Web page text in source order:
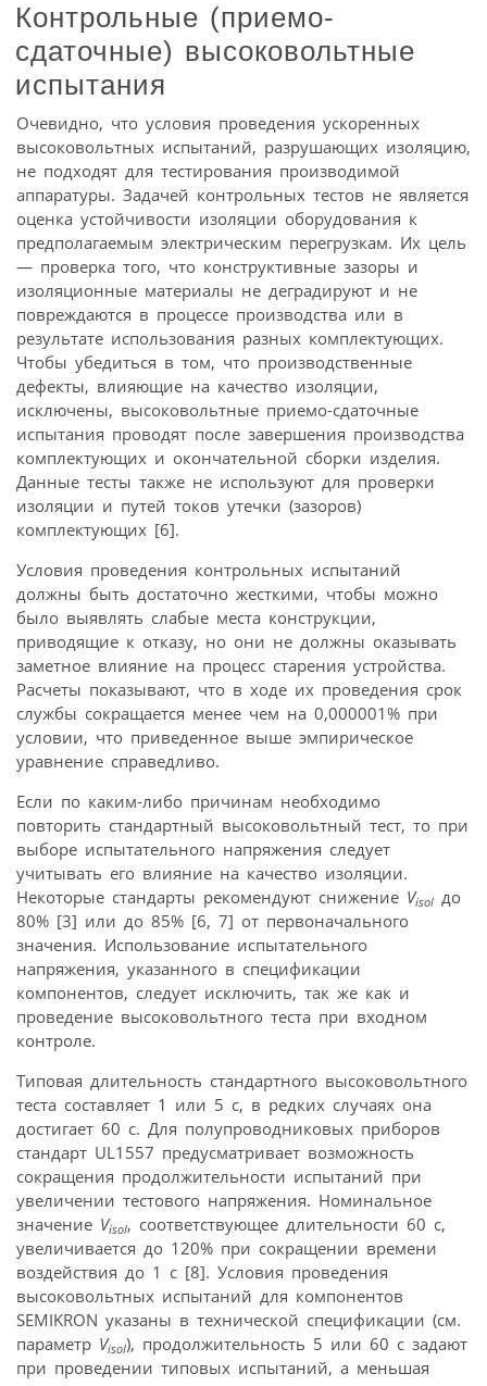
Контрольные (приемо-
сдаточные) высоковольтные
испытания
Очевидно, что условия проведения ускоренных
высоковольтных испытаний, разрушающих изоляцию,
не подходят для тестирования производимой
аппаратуры. Задачей контрольных тестов не является
оценка устойчивости изоляции оборудования к
предполагаемым электрическим перегрузкам. Их цель
— проверка того, что конструктивные зазоры и
изоляционные материалы не деградируют и не
повреждаются в процессе производства или в
результате использования разных комплектующих.
Чтобы убедиться в том, что производственные
дефекты, влияющие на качество изоляции,
исключены, высоковольтные приемо-сдаточные
испытания проводят после завершения производства
комплектующих и окончательной сборки изделия.
Данные тесты также не используют для проверки
изоляции и путей токов утечки (зазоров)
комплектующих [6].
Условия проведения контрольных испытаний
должны быть достаточно жесткими, чтобы можно
было выявлять слабые места конструкции,
приводящие к отказу, но они не должны оказывать
заметное влияние на процесс старения устройства.
Расчеты показывают, что в ходе их проведения срок
службы сокращается менее чем на 0,000001% при
условии, что приведенное выше эмпирическое
уравнение справедливо.
Если по каким-либо причинам необходимо
повторить стандартный высоковольтный тест, то при
выборе испытательного напряжения следует
учитывать его влияние на качество изоляции.
Некоторые стандарты рекомендуют снижение Visol до
80% [3] или до 85% [6, 7] от первоначального
значения. Использование испытательного
напряжения, указанного в спецификации
компонентов, следует исключить, так же как и
проведение высоковольтного теста при входном
контроле.
Типовая длительность стандартного высоковольтного
теста составляет 1 или 5 с, в редких случаях она
достигает 60 с. Для полупроводниковых приборов
стандарт UL1557 предусматривает возможность
сокращения продолжительности испытаний при
увеличении тестового напряжения. Номинальное
значение Visol, соответствующее длительности 60 с,
увеличивается до 120% при сокращении времени
воздействия до 1 с [8]. Условия проведения
высоковольтных испытаний для компонентов
SEMIKRON указаны в технической спецификации (см.
параметр Visol), продолжительность 5 или 60 с задают
при проведении типовых испытаний, а меньшая